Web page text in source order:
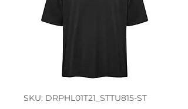
SKU: DRPHL01T21_STTU815-ST